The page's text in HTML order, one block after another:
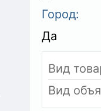
Город:
Да
Вид
Вид